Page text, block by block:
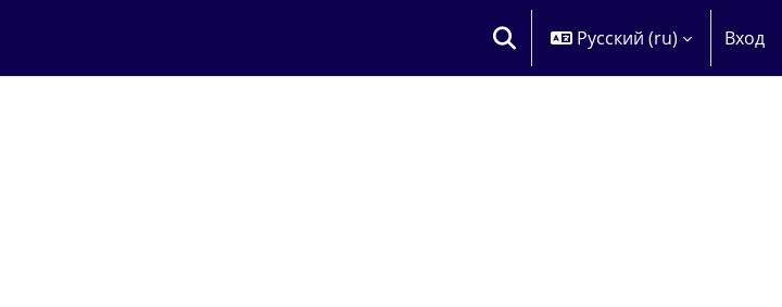
ИЗМЕНИТЬ ДАННЫЕ ПОИСКОВОЙ
Русский ‎(ru)‎ Вход